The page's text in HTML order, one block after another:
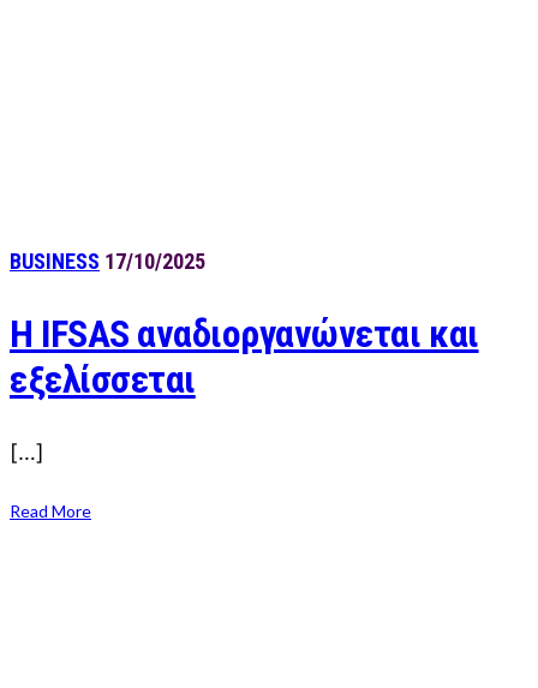
BUSINESS 17/10/2025
Η IFSAS αναδιοργανώνεται και
εξελίσσεται
[…]
Read More